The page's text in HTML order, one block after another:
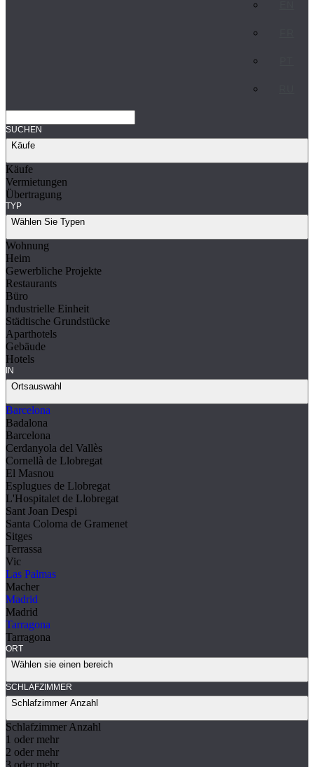
SUCHEN
Käufe
Käufe
Vermietungen
Übertragung
TYP
Wählen Sie Typen
Wohnung
Heim
Gewerbliche Projekte
Restaurants
Büro
Industrielle Einheit
Städtische Grundstücke
Aparthotels
Gebäude
Hotels
IN
Ortsauswahl
Barcelona
Badalona
Barcelona
Cerdanyola del Vallès
Cornellà de Llobregat
El Masnou
Esplugues de Llobregat
L'Hospitalet de Llobregat
Sant Joan Despi
Santa Coloma de Gramenet
Sitges
Terrassa
Vic
Las Palmas
Macher
Madrid
Madrid
Tarragona
Tarragona
ORT
Wählen sie einen bereich
SCHLAFZIMMER
Schlafzimmer Anzahl
Schlafzimmer Anzahl
1 oder mehr
2 oder mehr
3 oder mehr